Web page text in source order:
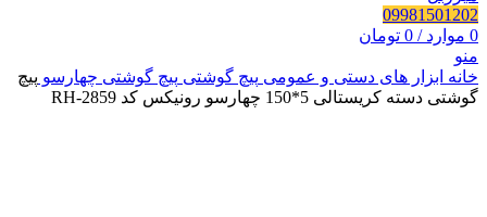
09981501202
0 موارد /
0 تومان
منو
خانه ابزار های دستی و عمومی پیچ گوشتی پیچ گوشتی چهارسو پیچ
گوشتی دسته کریستالی 5*150 چهارسو رونیکس کد RH-2859